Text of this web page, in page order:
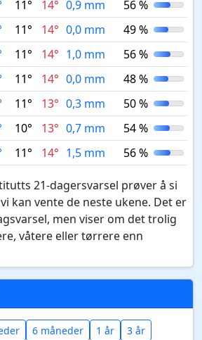
11° 14° 0,9 mm
56 %
11° 14° 0,0 mm
49 %
11° 14° 1,0 mm
56 %
11° 14° 0,0 mm
48 %
11° 13° 0,3 mm
50 %
10° 13° 0,7 mm
54 %
11° 14° 1,5 mm 56 %
21-dagersvarsel prøver å si
kan vente de neste ukene. Det er
men viser om det trolig
våtere eller tørrere enn
6 måneder 1 år
3 år